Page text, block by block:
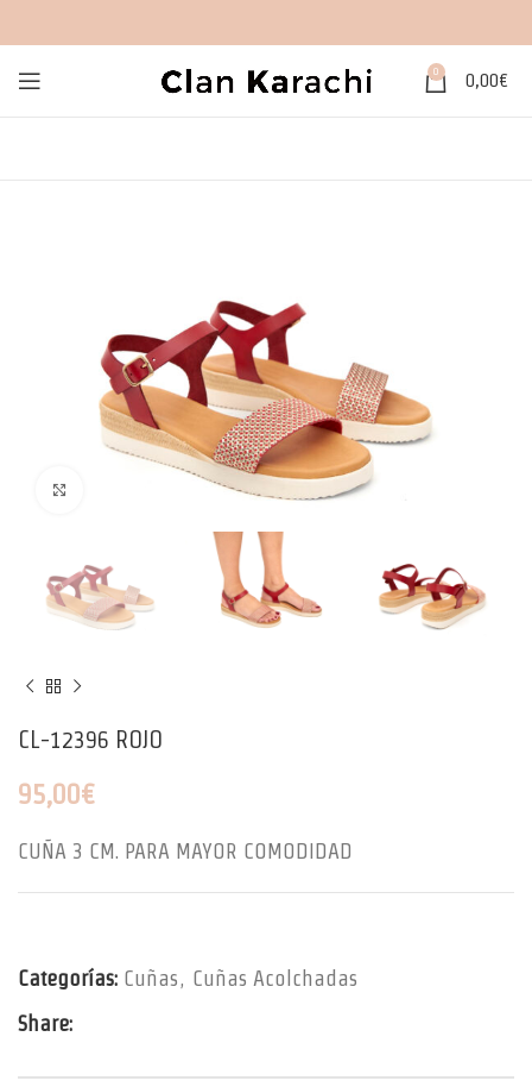
0 0,00€
CL-12396 ROJO
95,00€
CUÑA 3 CM. PARA MAYOR COMODIDAD
Categorías: Cuñas, Cuñas Acolchadas
Share: